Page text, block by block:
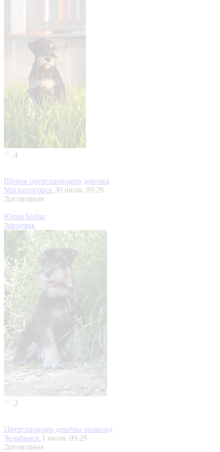
4
Щенок цвергшнауцера девочка
Магнитогорск 30 июля, 09:28
Договорная
Юлия Stellar
Заводчик
3
Цвергшнауцер девочка шоколад
Челябинск 1 июля, 09:29
Договорная